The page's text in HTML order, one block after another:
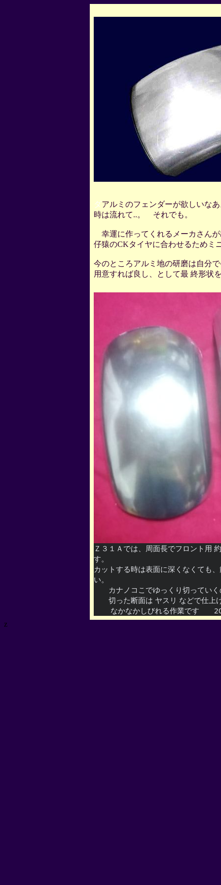
ダアルミのフェンダーが欲しいな
時は流れて..。 それでも。
幸運に作ってくれるメーカさん
仔猿のCKタイヤに合わせるためミ
今のところアルミ地の研磨は自分
用意すれば良し、として最 終形状
Ｚ３１Ａでは、周面長でフロント用
す。
カットする時は表面に深くなくても
い。
カナノコこでゆっくり切っていく
切った断面は ヤスリ などで仕
なかなかしびれる作業です　　
z